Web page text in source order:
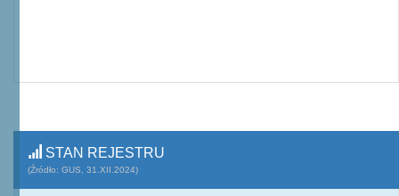
STAN REJESTRU
(Źródło: GUS, 31.XII.2024)